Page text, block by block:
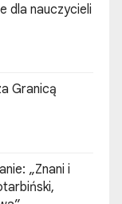
dla nauczycieli
Granicą
„Znani i